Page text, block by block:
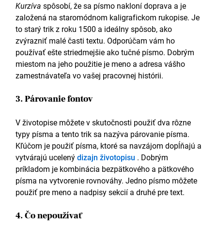
Kurzíva spôsobí, že sa písmo nakloní doprava a je
založená na staromódnom kaligrafickom rukopise. Je
to starý trik z roku 1500 a ideálny spôsob, ako
zvýrazniť malé časti textu. Odporúčam vám ho
používať ešte striedmejšie ako tučné písmo. Dobrým
miestom na jeho použitie je meno a adresa vášho
zamestnávateľa vo vašej pracovnej histórii.
3. Párovanie fontov
V životopise môžete v skutočnosti použiť dva rôzne
typy písma a tento trik sa nazýva párovanie písma.
Kľúčom je použiť písma, ktoré sa navzájom dopĺňajú a
vytvárajú ucelenýdizajn životopisu . Dobrým
príkladom je kombinácia bezpätkového a pätkového
písma na vytvorenie rovnováhy. Jedno písmo môžete
použiť pre meno a nadpisy sekcií a druhé pre text.
4. Čo nepoužívať